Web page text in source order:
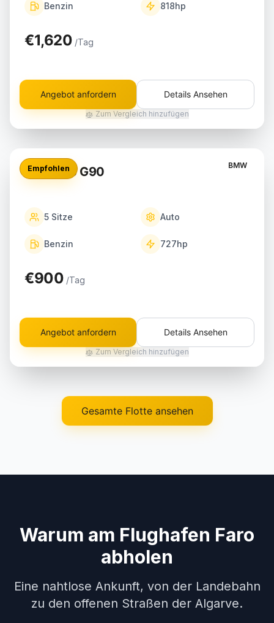
Benzin 818hp
€1,620 /Tag
Angebot anfordern Details Ansehen
Zum Vergleich hinzufügen
Empfohlen BMW
BMW M5 G90
5 Sitze Auto
Benzin 727hp
€900 /Tag
Angebot anfordern Details Ansehen
Zum Vergleich hinzufügen
Gesamte Flotte ansehen
Warum am Flughafen Faro
abholen
Eine nahtlose Ankunft, von der Landebahn
zu den offenen Straßen der Algarve.